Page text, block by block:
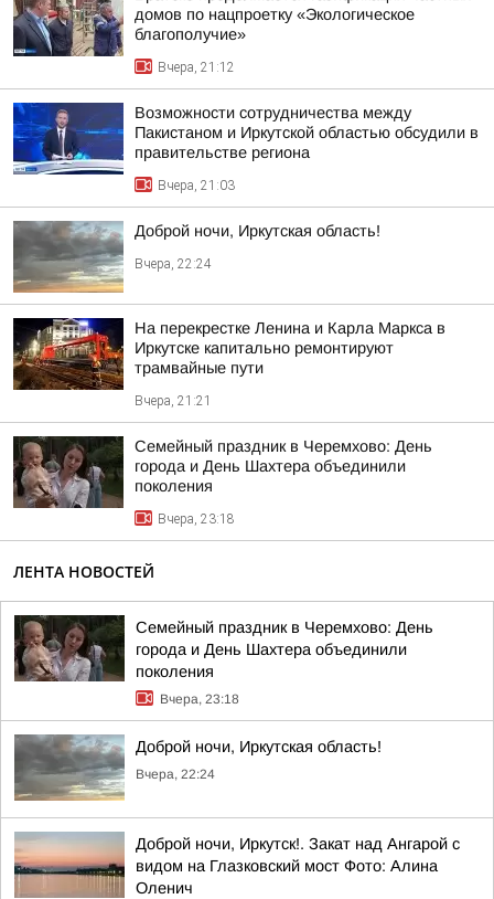
домов по нацпроетку «Экологическое
благополучие»
Вчера, 21:12
Возможности сотрудничества между
Пакистаном и Иркутской областью обсудили в
правительстве региона
Вчера, 21:03
Доброй ночи, Иркутская область!
Вчера, 22:24
На перекрестке Ленина и Карла Маркса в
Иркутске капитально ремонтируют
трамвайные пути
Вчера, 21:21
Семейный праздник в Черемхово: День
города и День Шахтера объединили
поколения
Вчера, 23:18
ЛЕНТА НОВОСТЕЙ
Семейный праздник в Черемхово: День
города и День Шахтера объединили
поколения
Вчера, 23:18
Доброй ночи, Иркутская область!
Вчера, 22:24
Доброй ночи, Иркутск!. Закат над Ангарой с
видом на Глазковский мост Фото: Алина
Оленич